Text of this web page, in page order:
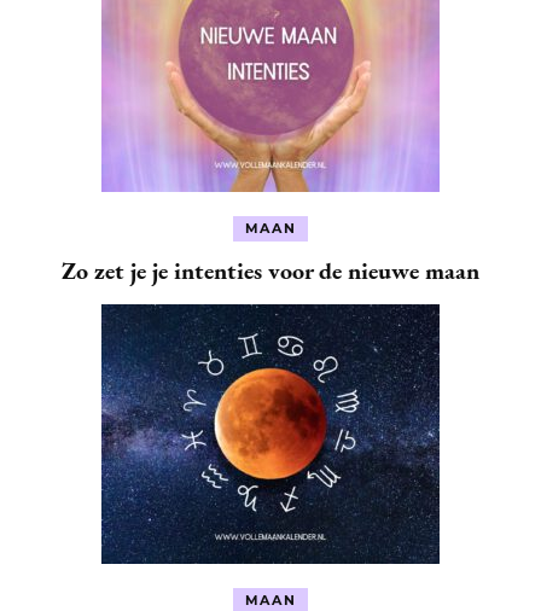
MAAN
Zo zet je je intenties voor de nieuwe maan
MAAN